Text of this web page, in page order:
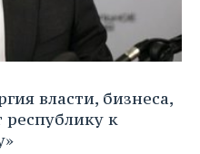
власти, бизнеса,
к